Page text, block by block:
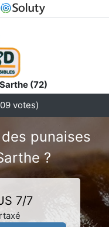
(72)
votes)
punaises
?
7/7